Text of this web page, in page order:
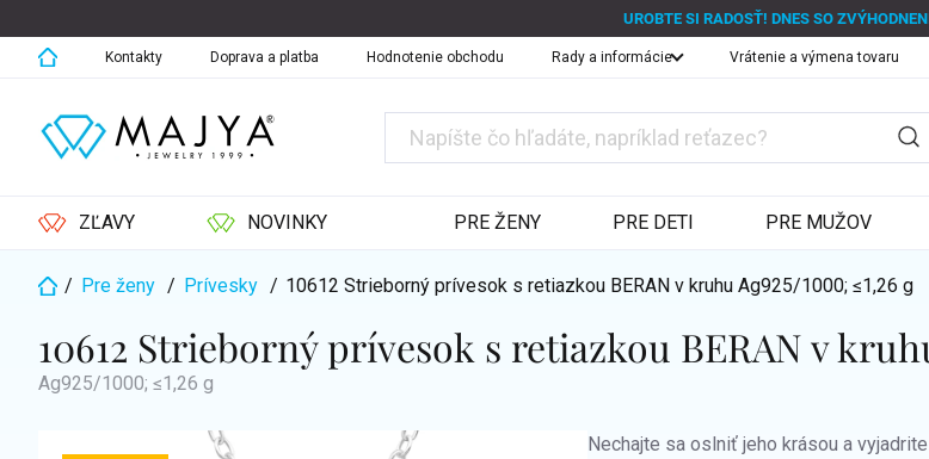
na
obsah
UROBTE SI RADOSŤ! DNES SO
Kontakty Doprava a platba Hodnotenie obchodu Rady a informácie Vrátenie a výmena tovaru
ZĽAVY NOVINKY PRE ŽENY PRE DETI PRE MUŽOV
Domov
/ Pre ženy / Prívesky / 10612 Strieborný prívesok s retiazkou BERAN v kruhuAg925/1000; ≤1,26 g
10612 Strieborný prívesok s retiazkou BERAN v
Ag925/1000; ≤1,26 g
Nechajte sa oslniť jeho krásou a